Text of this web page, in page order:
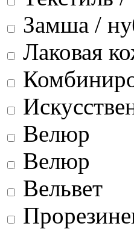
Замша /
Лаковая
Велюр
Велюр
Вельвет